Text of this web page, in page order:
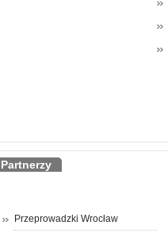
Partnerzy
Przeprowadzki Wrocław